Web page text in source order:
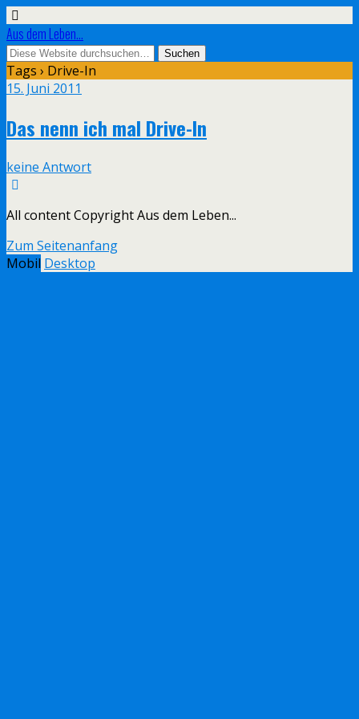
Aus dem Leben...
Tags › Drive-In
15. Juni 2011
Das nenn ich mal Drive-In
keine Antwort
All content Copyright Aus dem Leben...
Zum Seitenanfang
Mobil Desktop